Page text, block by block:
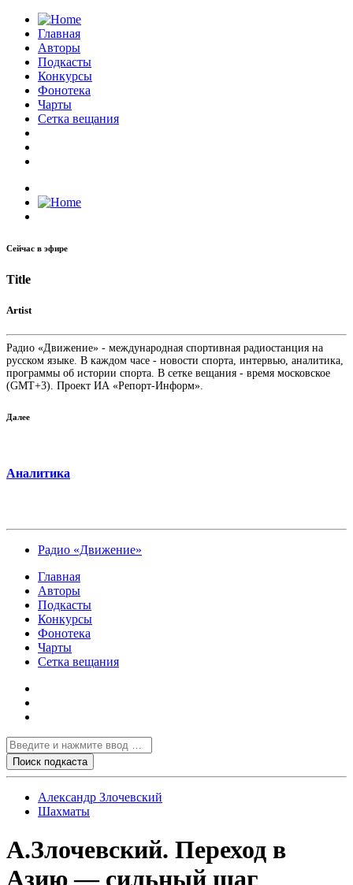
Главная
Авторы
Подкасты
Конкурсы
Фонотека
Чарты
Сетка вещания
Сейчас в эфире
Title
Artist
Радио «Движение» - международная спортивная радиостанция на
русском языке. В каждом часе - новости спорта, интервью, аналитика,
программы об истории спорта. В сетке вещания - время московское
(GMT+3). Проект ИА «Репорт-Информ».
Далее
Аналитика
Радио «Движение»
Главная
Авторы
Подкасты
Конкурсы
Фонотека
Чарты
Сетка вещания
Александр Злочевский
Шахматы
А.Злочевский. Переход в
Азию — сильный шаг